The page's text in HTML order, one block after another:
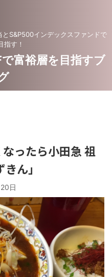
S&P500インデックスファンドで
指す！
富裕層を目指すブ
ったら小田急 祖
ん」
日